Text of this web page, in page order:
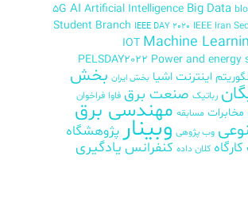
5G AI Artificial Intelligence Big Data
Student Branch IEEE DAY 2020 IEEE Iran
IOT Machine
PELSDAY2022 Power and energy
اینترنت اشیا بخش ایران بخش
رباتیک صنعت برق فاوا فراخوان
مخابرات مسابقه مهندسی برق
وب پژوهی وبینارپژوهشگاه
کارگاه کلان داده کنفرانس یادگیری